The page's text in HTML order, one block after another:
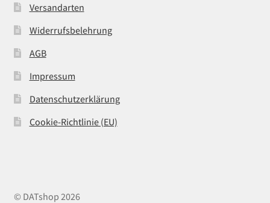
Versandarten
Widerrufsbelehrung
AGB
Impressum
Datenschutzerklärung
Cookie-Richtlinie (EU)
© DATshop 2026